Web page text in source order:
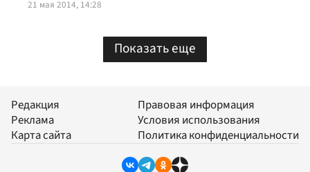
21 мая 2014, 14:28
Показать еще
Редакция
Реклама
Карта сайта
Правовая информация
Условия использования
Политика конфиденциальности